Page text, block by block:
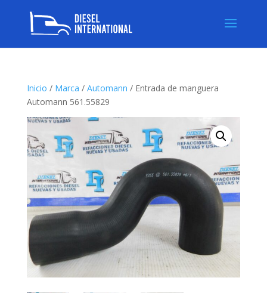
Inicio / Marca / Automann / Entrada de manguera
Automann 561.55829